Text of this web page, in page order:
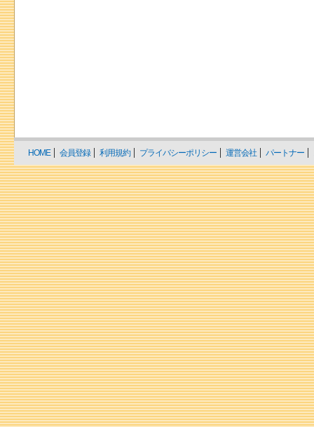
HOME 会員登録 利用規約 プライバシーポリシー 運営会社 パートナー